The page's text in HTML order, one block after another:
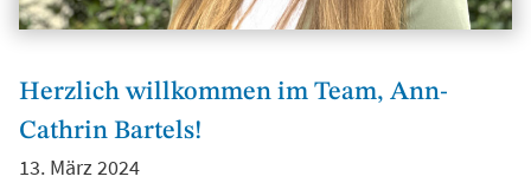
Herzlich willkommen im Team, Ann-
Cathrin Bartels!
13. März 2024